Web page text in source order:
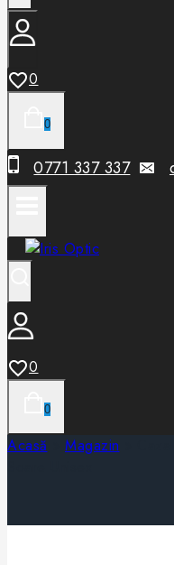
0
0
0771 337 337
0
0
Acasă Magazin